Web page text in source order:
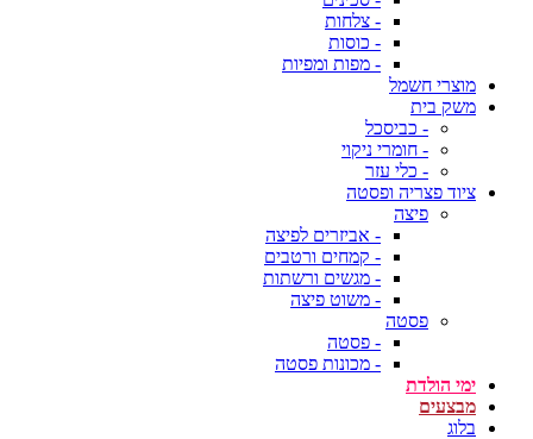
- צלחות
- כוסות
- מפות ומפיות
מוצרי חשמל
משק בית
- כביסכל
- חומרי ניקוי
- כלי עזר
ציוד פצריה ופסטה
פיצה
- אביזרים לפיצה
- קמחים ורטבים
- מגשים ורשתות
- משוט פיצה
פסטה
- פסטה
- מכונות פסטה
ימי הולדת
מבצעים
בלוג